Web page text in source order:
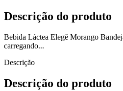
Descrição do produto
Bebida Láctea Elegê Morango
carregando...
Descrição
Descrição do produto